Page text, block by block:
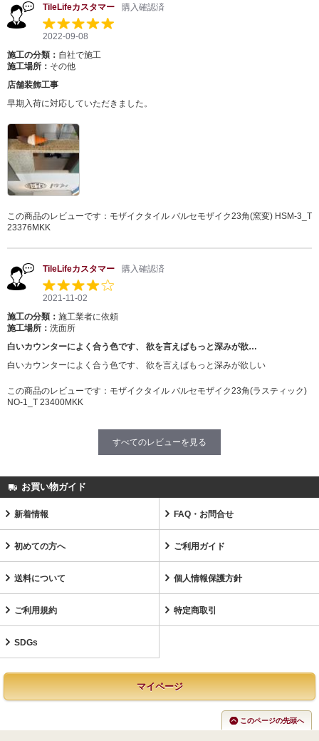
TileLifeカスタマー 購入確認済
2022-09-08
施工の分類： 自社で施工
施工場所： その他
店舗装飾工事
早期入荷に対応していただきました。
この商品のレビューです： モザイクタイル バルセモザイク23角(窯変) HSM-3_T
23376MKK
TileLifeカスタマー 購入確認済
2021-11-02
施工の分類： 施工業者に依頼
施工場所： 洗面所
白いカウンターによく合う色です、 欲を言えばもっと深みが欲…
白いカウンターによく合う色です、 欲を言えばもっと深みが欲しい
この商品のレビューです： モザイクタイル バルセモザイク23角(ラスティック)
NO-1_T 23400MKK
すべてのレビューを見る
お買い物ガイド
新着情報 FAQ・お問合せ
初めての方へ ご利用ガイド
送料について 個人情報保護方針
ご利用規約 特定商取引
SDGs
マイページ
このページの先頭へ